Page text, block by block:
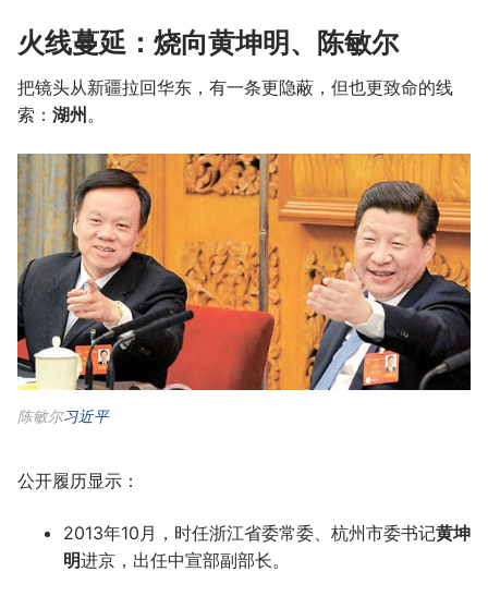
火线蔓延：烧向黄坤明、陈敏尔
把镜头从新疆拉回华东，有一条更隐蔽，但也更致命的线
索： 湖州 。
陈敏尔习近平
公开履历显示：
2013年10月，时任浙江省委常委、杭州市委书记黄坤
明进京，出任中宣部副部长。